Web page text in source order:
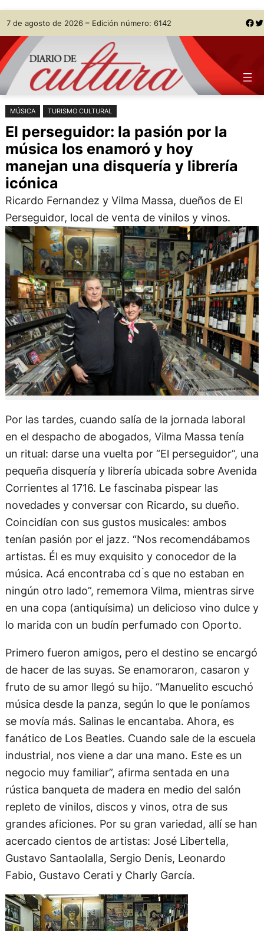
Saltar
al
contenido
Skip
to
content
7 de agosto de 2026 – Edición número: 6142 Facebook Twitter
MÚSICA TURISMO CULTURAL
El perseguidor: la pasión por la
música los enamoró y hoy
manejan una disquería y librería
icónica
Ricardo Fernandez y Vilma Massa, dueños de El
Perseguidor, local de venta de vinilos y vinos.
Por las tardes, cuando salía de la jornada laboral
en el despacho de abogados, Vilma Massa tenía
un ritual: darse una vuelta por “El perseguidor”, una
pequeña disquería y librería ubicada sobre Avenida
Corrientes al 1716. Le fascinaba pispear las
novedades y conversar con Ricardo, su dueño.
Coincidían con sus gustos musicales: ambos
tenían pasión por el jazz. “Nos recomendábamos
artistas. Él es muy exquisito y conocedor de la
música. Acá encontraba cd ́s que no estaban en
ningún otro lado”, rememora Vilma, mientras sirve
en una copa (antiquísima) un delicioso vino dulce y
lo marida con un budín perfumado con Oporto.
Primero fueron amigos, pero el destino se encargó
de hacer de las suyas. Se enamoraron, casaron y
fruto de su amor llegó su hijo. “Manuelito escuchó
música desde la panza, según lo que le poníamos
se movía más. Salinas le encantaba. Ahora, es
fanático de Los Beatles. Cuando sale de la escuela
industrial, nos viene a dar una mano. Este es un
negocio muy familiar”, afirma sentada en una
rústica banqueta de madera en medio del salón
repleto de vinilos, discos y vinos, otra de sus
grandes aficiones. Por su gran variedad, allí se han
acercado cientos de artistas: José Libertella,
Gustavo Santaolalla, Sergio Denis, Leonardo
Fabio, Gustavo Cerati y Charly García.